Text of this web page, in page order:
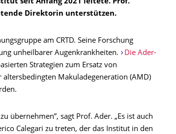
seit Anfang 2021 leitete. Prof.
Direktorin unterstützen.
am CRTD. Seine Forschung
unheilbarer Augenkrankheiten.
Die Ader-
Strategien zum Ersatz von
Makuladegeneration (AMD)
übernehmen”, sagt Prof. Ader. „Es ist auch
Calegari zu treten, der das Institut in den